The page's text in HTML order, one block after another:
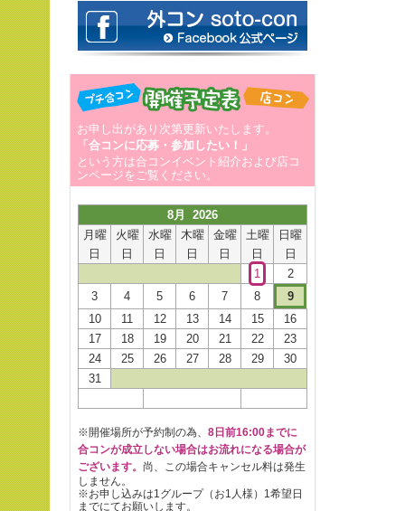
お申し出があり次第更新いたします。
「合コンに応募・参加したい！」
という方は合コンイベント紹介および店コ
ンページをご覧ください。
8月 2026
月曜
日
火曜
日
水曜
日
木曜
日
金曜
日
土曜
日
日曜
日
1
2
3
4 5 6 7 8
9
10
11 12 13 14 15
16
17
18 19 20 21 22
23
24
25 26 27 28 29
30
31
※開催場所が予約制の為、 8日前16:00までに
合コンが成立しない場合はお流れになる場合が
ございます。 尚、この場合キャンセル料は発生
しません。
※お申し込みは1グループ（お1人様）1希望日
までにてお願いします。